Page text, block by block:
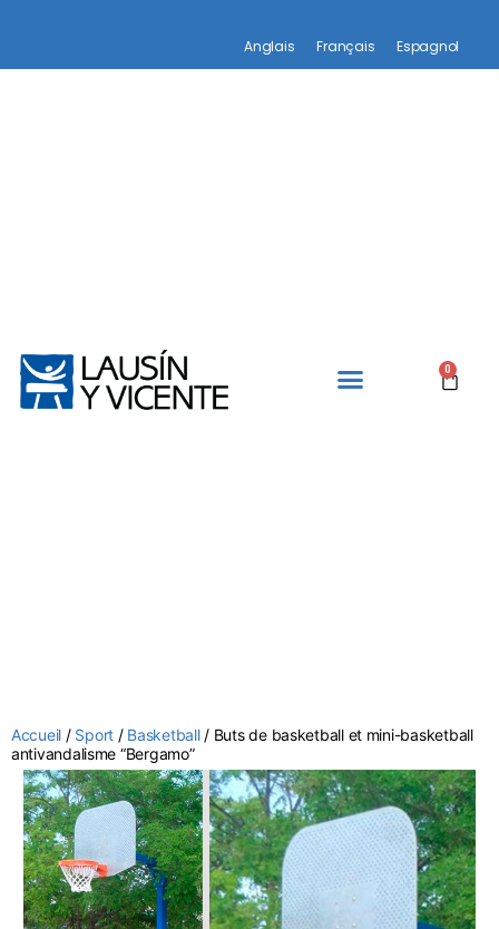
Anglais Français Espagnol
0
Accueil / Sport/ Basketball/ Buts de basketball et mini-basketball
antivandalisme “Bergamo”